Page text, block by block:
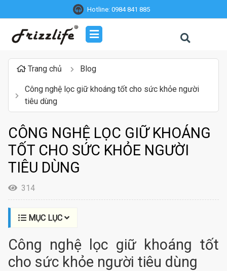
Hotline: 0984 841 885
Trang chủ Blog
Công nghệ lọc giữ khoáng tốt cho sức khỏe người
tiêu dùng
CÔNG NGHỆ LỌC GIỮ KHOÁNG
TỐT CHO SỨC KHỎE NGƯỜI
TIÊU DÙNG
314
MỤC LỤC
Công nghệ lọc giữ khoáng tốt
cho sức khỏe người tiêu dùng